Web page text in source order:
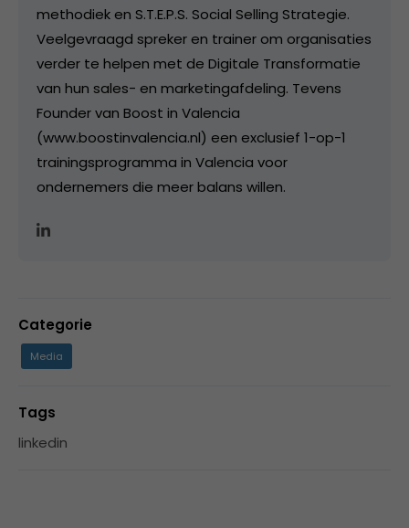
methodiek en S.T.E.P.S. Social Selling Strategie.
Veelgevraagd spreker en trainer om organisaties
verder te helpen met de Digitale Transformatie
van hun sales- en marketingafdeling. Tevens
Founder van Boost in Valencia
(www.boostinvalencia.nl) een exclusief 1-op-1
trainingsprogramma in Valencia voor
ondernemers die meer balans willen.
Categorie
Media
Tags
linkedin